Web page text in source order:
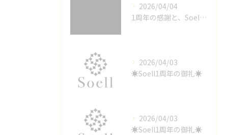
2026/04/04
1周年の感謝と、Soellが選ばれる理由
2026/04/03
☀️Soell1周年の御礼☀️
2026/04/03
☀️Soell1周年の御礼☀️